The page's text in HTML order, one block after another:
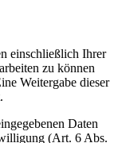
einschließlich Ihrer
zu können
Weitergabe dieser
Daten
(Art. 6 Abs.